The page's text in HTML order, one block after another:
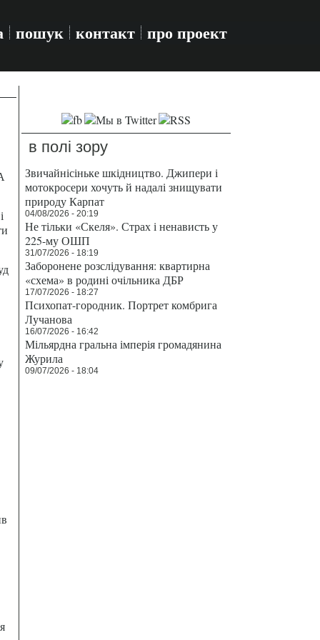
пошук контакт про проект
в полі зору
Звичайнісіньке шкідництво. Джипери і
мотокросери хочуть й надалі знищувати
природу Карпат
04/08/2026 - 20:19
Не тільки «Скеля». Страх і ненависть у
225-му ОШП
31/07/2026 - 18:19
Заборонене розслідування: квартирна
«схема» в родині очільника ДБР
17/07/2026 - 18:27
Психопат-городник. Портрет комбрига
Лучанова
16/07/2026 - 16:42
Мільярдна гральна імперія громадянина
Журила
09/07/2026 - 18:04